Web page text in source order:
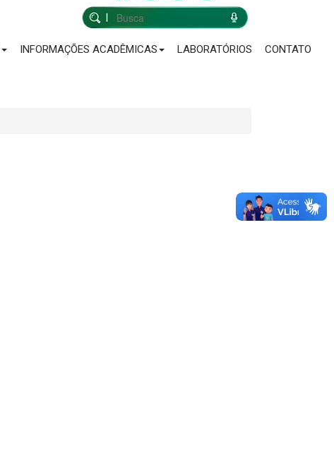
INFORMAÇÕES ACADÊMICAS LABORATÓRIOS CONTATO